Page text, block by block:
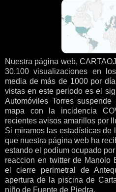
Nuestra página web,
30.100 visualizaciones en
media de más de 1000 por
vistas en este periodo es el
Automóviles Torres
mapa con la incidencia
recientes avisos amarillos por
Si miramos las estadísticas de
que nuestra página web ha
estando el podium ocupado
reaccion en twitter de Manolo
el cierre perimetral de
apertura de la piscina de
niño de Fuente de Piedra.